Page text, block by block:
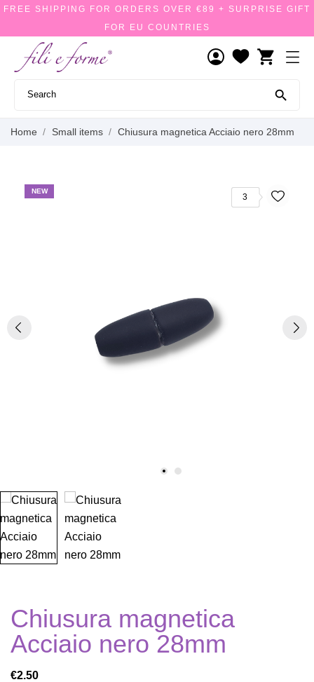
FREE SHIPPING FOR ORDERS OVER €89 + SURPRISE GIFT
FOR EU COUNTRIES
shopping_cart

Home Small items Chiusura magnetica Acciaio nero 28mm
NEW
3
Chiusura magnetica
Acciaio nero 28mm
€2.50